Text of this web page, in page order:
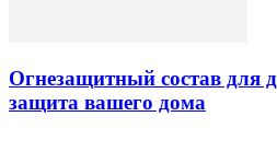
Огнезащитный состав для
защита вашего дома